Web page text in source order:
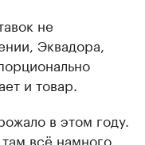
не
Эквадора,
и товар.
в этом году.
всё намного